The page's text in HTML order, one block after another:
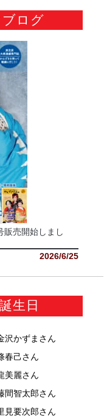
ログ
販売開始しまし
2026/6/25
生日
沢かずま さん
春己さん
美麗さん
間智太郎さん
見要次郎さん